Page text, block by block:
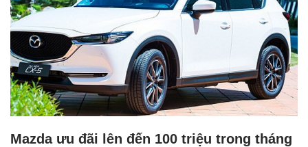
Mazda ưu đãi lên đến 100 triệu trong tháng